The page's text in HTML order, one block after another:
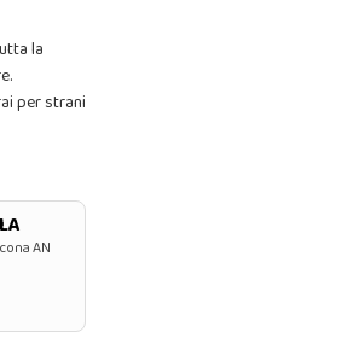
la
per strani
AN